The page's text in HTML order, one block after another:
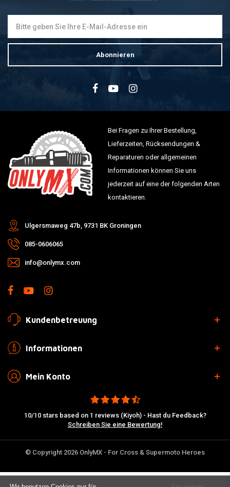
Abonnieren
Bei Fragen zu Ihrer Bestellung,
Lieferzeiten, Rücksendungen &
Reparaturen oder allgemeinen
Informationen können Sie uns
jederzeit auf eine der folgenden Arten
kontaktieren.
Ulgersmaweg 47b, 9731 BK Groningen
085-0606065
info@onlymx.com
Kundenbetreuung
Informationen
Mein Konto
10/10 stars based on 1 reviews (Kiyoh) - Hast du Feedback?
Schreiben Sie eine Bewertung!
© Copyright 2026 OnlyMX - For Cross & Supermoto Heroes